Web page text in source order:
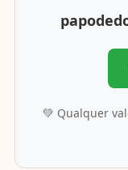
💚 Qualquer